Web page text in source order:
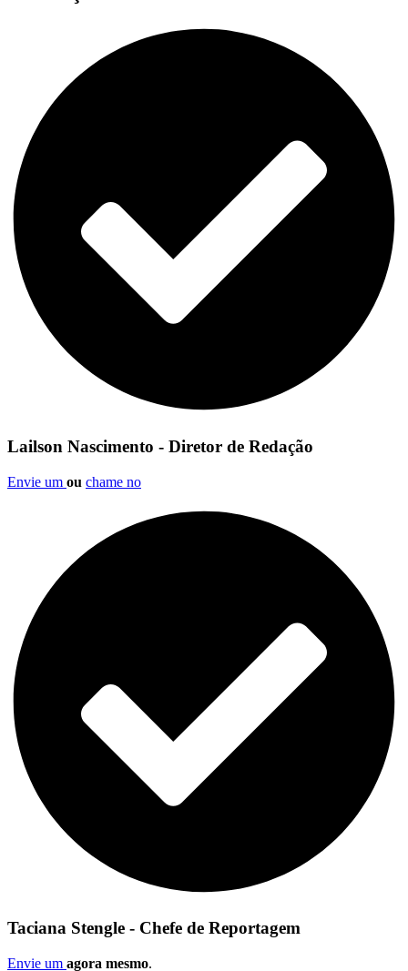
Lailson Nascimento - Diretor de Redação
Envie um ou chame no
Taciana Stengle - Chefe de Reportagem
Envie um agora mesmo.